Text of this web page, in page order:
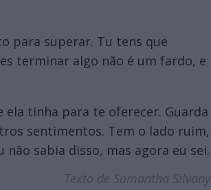
para superar. Tu tens que
terminar algo não é um fardo, e
tinha para te oferecer. Guarda
sentimentos. Tem o lado ruim,
sabia disso, mas agora eu sei.
Texto de Samantha Silvany